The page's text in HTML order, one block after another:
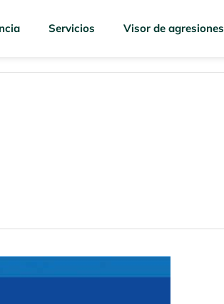
Servicios Visor de agresiones